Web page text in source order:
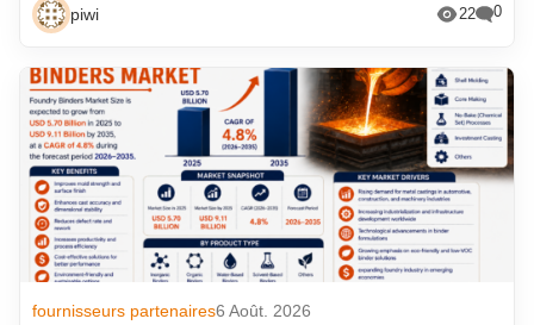
piwi 22 0
fournisseurs partenaires6 Août. 2026